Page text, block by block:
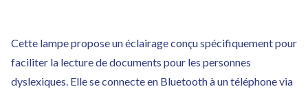
Cette lampe propose un éclairage conçu spécifiquement pour
faciliter la lecture de documents pour les personnes
dyslexiques. Elle se connecte en Bluetooth à un téléphone via